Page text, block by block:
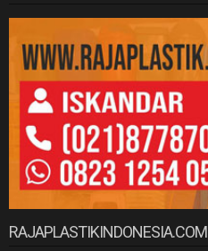
RAJAPLASTIKINDONESIA.COM